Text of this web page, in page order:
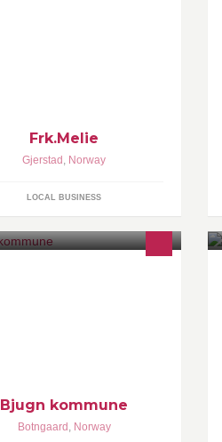
Frk.Melie
Gjerstad , Norway
LOCAL BUSINESS
Bjugn kommune
Botngaard , Norway